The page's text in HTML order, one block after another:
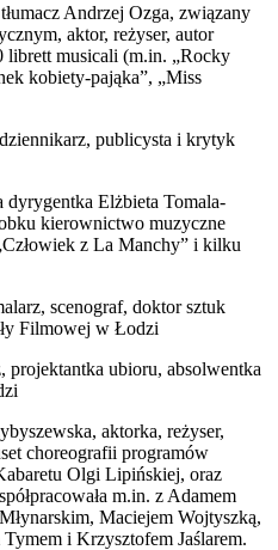
Andrzej Ozga, związany
aktor, reżyser, autor
librett musicali (m.in. „Rocky
kobiety-pająka”, „Miss
publicysta i krytyk
dyrygentka Elżbieta Tomala-
kierownictwo muzyczne
z La Manchy” i kilku
scenograf, doktor sztuk
Filmowej w Łodzi
ubioru, absolwentka
aktorka, reżyser,
choreografii programów
Olgi Lipińskiej, oraz
m.in. z Adamem
Maciejem Wojtyszką,
Tymem i Krzysztofem Jaślarem.